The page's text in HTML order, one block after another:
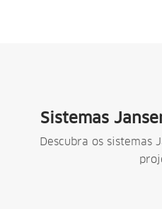
Sistemas
Descubra os sistemas